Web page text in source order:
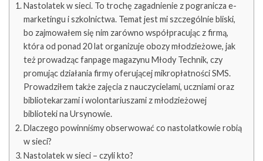
Nastolatek w sieci. To trochę zagadnienie z pogranicza e-
marketingu i szkolnictwa. Temat jest mi szczególnie bliski,
bo zajmowałem się nim zarówno współpracując z firmą,
która od ponad 20 lat organizuje obozy młodzieżowe, jak
też prowadząc fanpage magazynu Młody Technik, czy
promując działania firmy oferującej mikropłatności SMS.
Prowadziłem także zajęcia z nauczycielami, uczniami oraz
bibliotekarzami i wolontariuszami z młodzieżowej
biblioteki na Ursynowie.
Dlaczego powinniśmy obserwować co nastolatkowie robią
w sieci?
Nastolatek w sieci – czyli kto?